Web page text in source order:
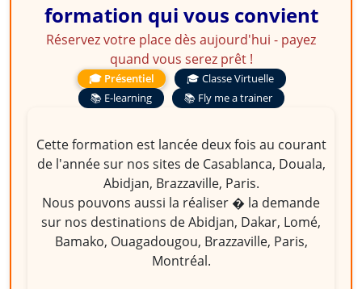
formation qui vous convient
Réservez votre place dès aujourd'hui - payez
quand vous serez prêt !
🎓 Présentiel
🎓 Classe Virtuelle
📚 E-learning
📚 Fly me a trainer
Cette formation est lancée deux fois au courant
de l'année sur nos sites de Casablanca, Douala,
Abidjan, Brazzaville, Paris.
Nous pouvons aussi la réaliser � la demande
sur nos destinations de Abidjan, Dakar, Lomé,
Bamako, Ouagadougou, Brazzaville, Paris,
Montréal.